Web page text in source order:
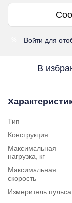
Войти для
В
Тип
Конструкция
Максимальная
нагрузка, кг
Максимальная
скорость
Измеритель пульса